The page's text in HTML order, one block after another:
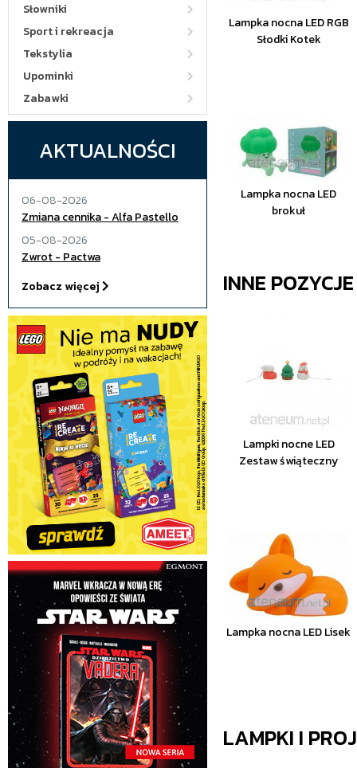
Słowniki
Sport i rekreacja
Tekstylia
Upominki
Zabawki
AKTUALNOŚCI
06-08-2026
Zmiana cennika - Alfa Pastello
05-08-2026
Zwrot - Pactwa
Zobacz więcej
Lampka nocna LED RGB
Słodki Kotek
Lampka nocna LED
brokuł
INNE
Lampki nocne LED
Zestaw świąteczny
Lampka nocna LED Lisek
LAMPKI I